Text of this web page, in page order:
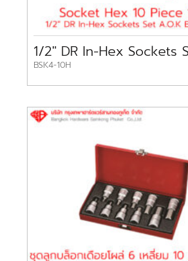
BSK4-10H